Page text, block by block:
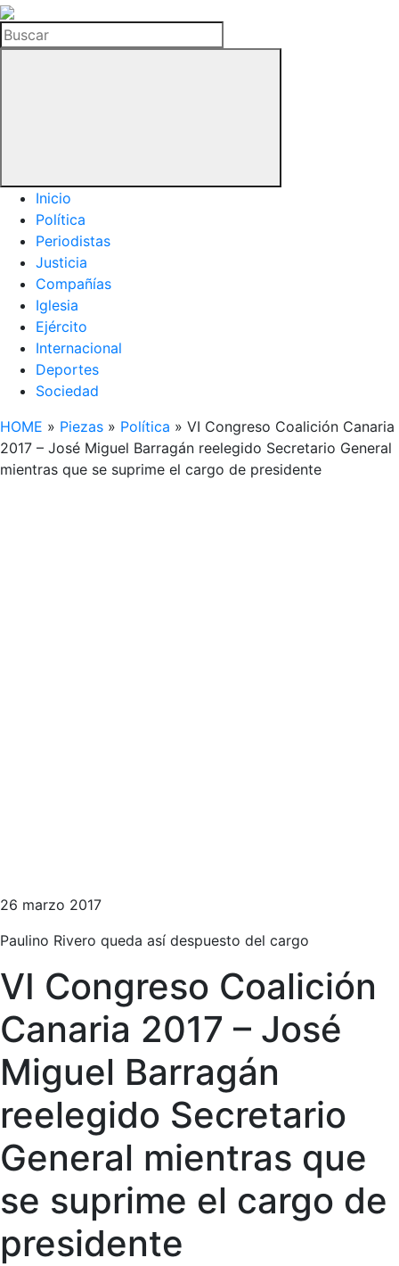
La
Hemeroteca
del
Buscar
Inicio
Política
Periodistas
Justicia
Compañías
Iglesia
Ejército
Internacional
Deportes
Sociedad
HOME » Piezas » Política » VI Congreso Coalición Canaria
2017 – José Miguel Barragán reelegido Secretario General
mientras que se suprime el cargo de presidente
26 marzo 2017
Paulino Rivero queda así despuesto del cargo
VI Congreso Coalición
Canaria 2017 – José
Miguel Barragán
reelegido Secretario
General mientras que
se suprime el cargo de
presidente